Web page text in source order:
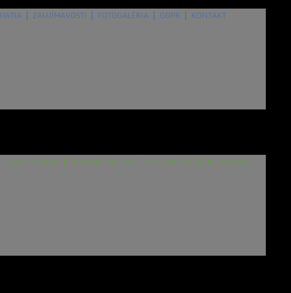
ZAUJÍMAVOSTI FOTOGALÉRIA GDPR KONTAKT
OBECNÝ ÚRAD ÚRADNÁ TABUĽA DOKUMENTY ORGANIZÁCIE